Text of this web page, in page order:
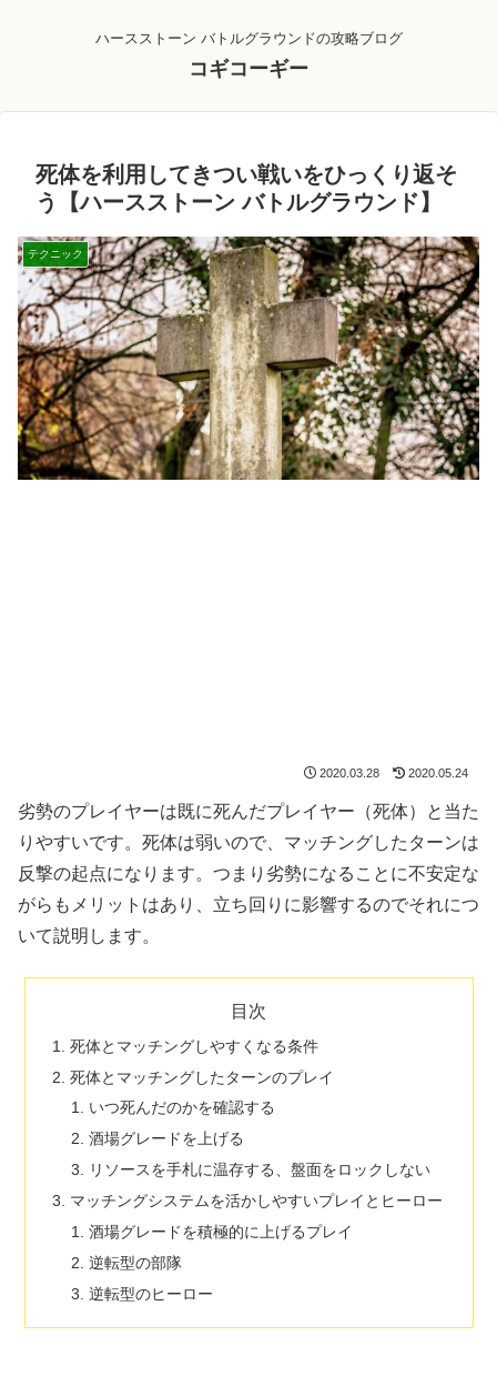
ハースストーン バトルグラウンドの攻略ブログ
コギコーギー
死体を利用してきつい戦いをひっくり返そ
う【ハースストーン バトルグラウンド】
テクニック
2020.03.28 2020.05.24
劣勢のプレイヤーは既に死んだプレイヤー（死体）と当た
りやすいです。死体は弱いので、マッチングしたターンは
反撃の起点になります。つまり劣勢になることに不安定な
がらもメリットはあり、立ち回りに影響するのでそれにつ
いて説明します。
目次
死体とマッチングしやすくなる条件
死体とマッチングしたターンのプレイ
いつ死んだのかを確認する
酒場グレードを上げる
リソースを手札に温存する、盤面をロックしない
マッチングシステムを活かしやすいプレイとヒーロー
酒場グレードを積極的に上げるプレイ
逆転型の部隊
逆転型のヒーロー